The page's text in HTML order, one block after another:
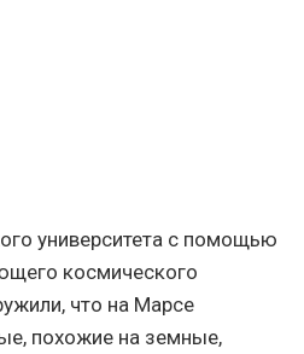
университета с помощью
космического
что на Марсе
похожие на земные,